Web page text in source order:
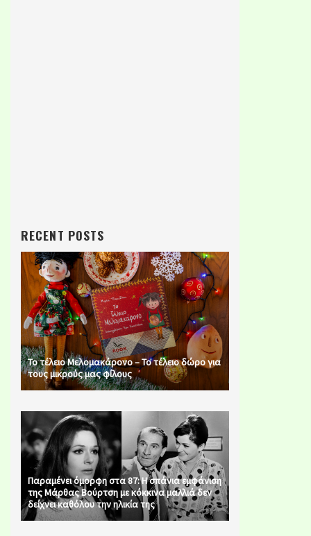
RECENT POSTS
Το τέλειο Μελομακάρονο – Το τέλειο δώρο για
τους μικρούς μας φίλους
Παραμένει όμορφη στα 87: Η σπάνια εμφάνιση
της Μάρθας Βούρτση με κόκκινα μαλλιά δεν
δείχνει καθόλου την ηλικία της